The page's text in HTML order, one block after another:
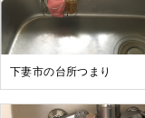
下妻市の台所つまり